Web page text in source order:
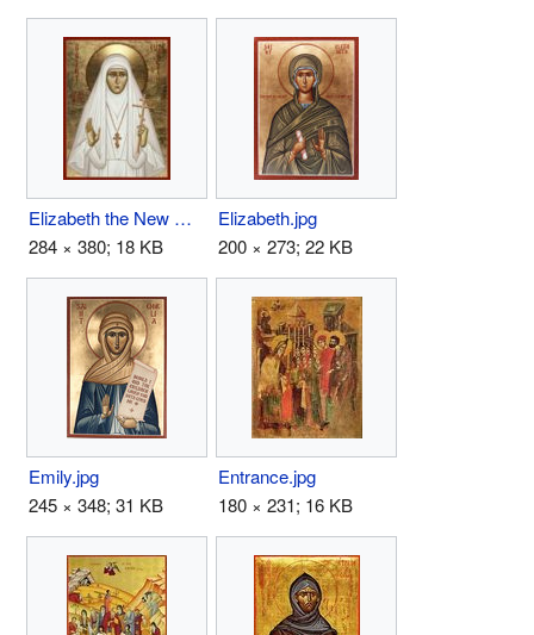
Elizabeth the New Martyr.jpg
284 × 380; 18 KB
Elizabeth.jpg
200 × 273; 22 KB
Emily.jpg
245 × 348; 31 KB
Entrance.jpg
180 × 231; 16 KB